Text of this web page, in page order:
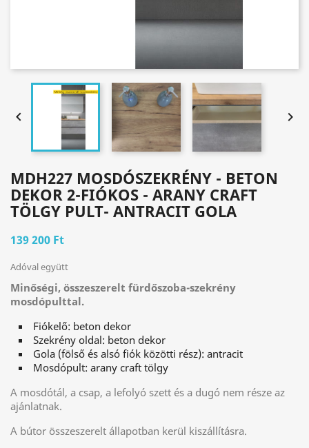
 
MDH227 MOSDÓSZEKRÉNY - BETON
DEKOR 2-FIÓKOS - ARANY CRAFT
TÖLGY PULT- ANTRACIT GOLA
139 200 Ft
Adóval együtt
Minőségi, összeszerelt fürdőszoba-szekrény
mosdópulttal.
Fiókelő: beton dekor
Szekrény oldal: beton dekor
Gola (fölső és alsó fiók közötti rész): antracit
Mosdópult: arany craft tölgy
A mosdótál, a csap, a lefolyó szett és a dugó nem része az
ajánlatnak.
A bútor összeszerelt állapotban kerül kiszállításra.